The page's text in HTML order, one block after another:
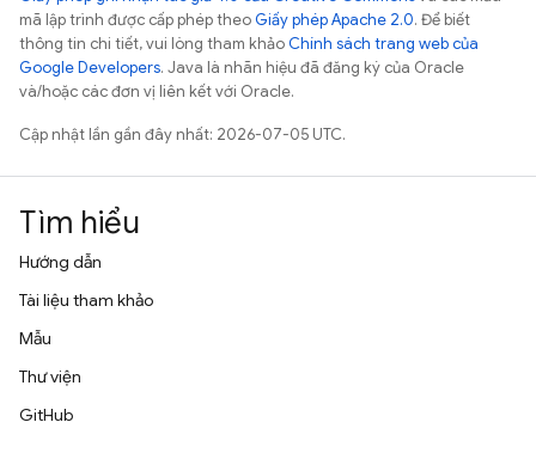
mã lập trình được cấp phép theoGiấy phép Apache 2.0. Để biết
thông tin chi tiết, vui lòng tham khảoChính sách trang web của
Google Developers. Java là nhãn hiệu đã đăng ký của Oracle
và/hoặc các đơn vị liên kết với Oracle.
Cập nhật lần gần đây nhất: 2026-07-05 UTC.
Tìm hiểu
Hướng dẫn
Tài liệu tham khảo
Mẫu
Thư viện
GitHub